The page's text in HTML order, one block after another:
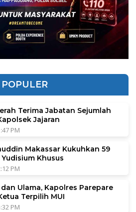
POPULER
Terima Jabatan Sejumlah
Jajaran
PM
Makassar Kukuhkan 59
Khusus
PM
Ulama, Kapolres Parepare
Terpilih MUI
PM